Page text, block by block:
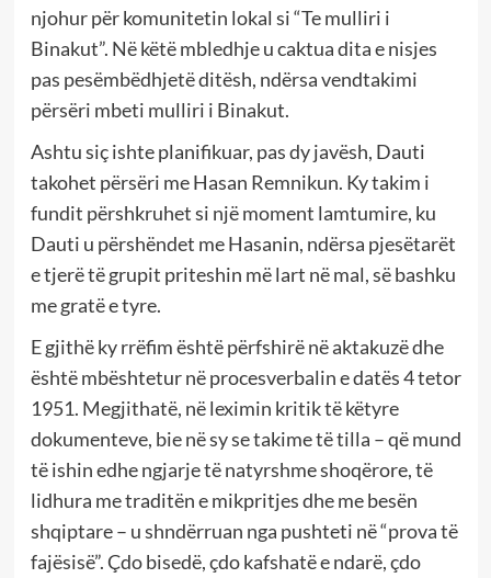
njohur për komunitetin lokal si “Te mulliri i
Binakut”. Në këtë mbledhje u caktua dita e nisjes
pas pesëmbëdhjetë ditësh, ndërsa vendtakimi
përsëri mbeti mulliri i Binakut.
Ashtu siç ishte planifikuar, pas dy javësh, Dauti
takohet përsëri me Hasan Remnikun. Ky takim i
fundit përshkruhet si një moment lamtumire, ku
Dauti u përshëndet me Hasanin, ndërsa pjesëtarët
e tjerë të grupit priteshin më lart në mal, së bashku
me gratë e tyre.
E gjithë ky rrëfim është përfshirë në aktakuzë dhe
është mbështetur në procesverbalin e datës 4 tetor
1951. Megjithatë, në leximin kritik të këtyre
dokumenteve, bie në sy se takime të tilla – që mund
të ishin edhe ngjarje të natyrshme shoqërore, të
lidhura me traditën e mikpritjes dhe me besën
shqiptare – u shndërruan nga pushteti në “prova të
fajësisë”. Çdo bisedë, çdo kafshatë e ndarë, çdo